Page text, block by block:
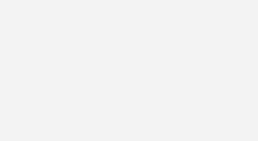
Problem mit dem SBZ